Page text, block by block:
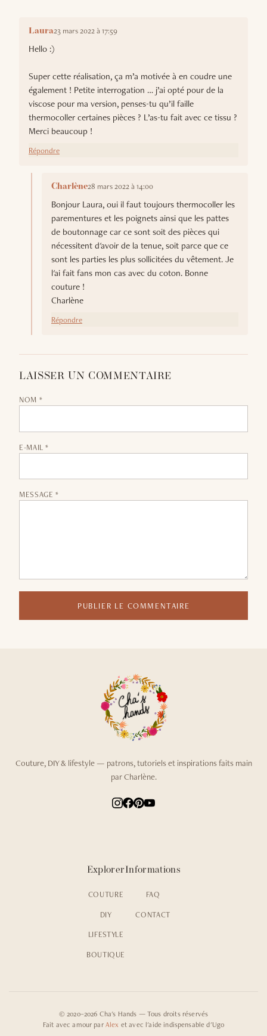
Laura23 mars 2022 à 17:59
Hello :)
Super cette réalisation, ça m’a motivée à en coudre une
également ! Petite interrogation … j’ai opté pour de la
viscose pour ma version, penses-tu qu’il faille
thermocoller certaines pièces ? L’as-tu fait avec ce tissu ?
Merci beaucoup !
Répondre
Charlène28 mars 2022 à 14:00
Bonjour Laura, oui il faut toujours thermocoller les
parementures et les poignets ainsi que les pattes
de boutonnage car ce sont soit des pièces qui
nécessitent d'avoir de la tenue, soit parce que ce
sont les parties les plus sollicitées du vêtement. Je
l'ai fait fans mon cas avec du coton. Bonne
couture !
Charlène
Répondre
LAISSER UN COMMENTAIRE
NOM *
E-MAIL *
MESSAGE *
PUBLIER LE COMMENTAIRE
Couture, DIY & lifestyle — patrons, tutoriels et inspirations faits main
par Charlène.
Explorer
COUTURE
DIY
LIFESTYLE
BOUTIQUE
Informations
FAQ
CONTACT
© 2020–2026 Cha's Hands — Tous droits réservés
Fait avec amour par Alex et avec l'aide indispensable d'Ugo